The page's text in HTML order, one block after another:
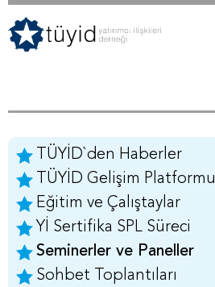
TÜYİD`den Haberler
TÜYİD Gelişim Platformu
Eğitim ve Çalıştaylar
Yİ Sertifika SPL Süreci
Seminerler ve Paneller
Sohbet Toplantıları